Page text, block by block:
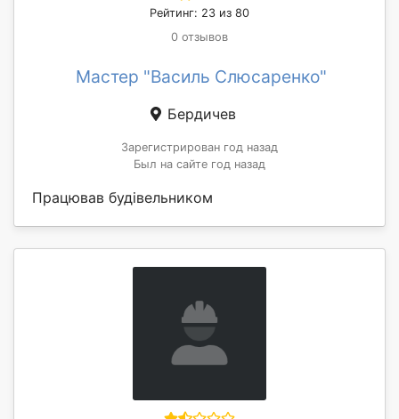
Рейтинг: 23 из 80
0 отзывов
Мастер "Василь Слюсаренко"
Бердичев
Зарегистрирован год назад
Был на сайте год назад
Працював будівельником